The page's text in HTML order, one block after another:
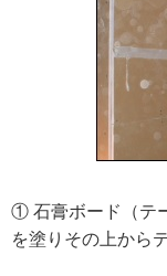
① 石膏ボード（テ
を塗りその上から